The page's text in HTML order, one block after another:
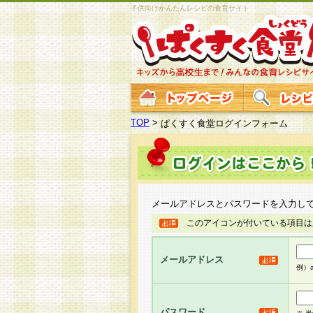
子供向けかんたんレシピの食育サイト
TOP >ぱくすく食堂ログインフォーム
メールアドレスとパスワードを入力し
このアイコンが付いている項目
メールアドレス
例）